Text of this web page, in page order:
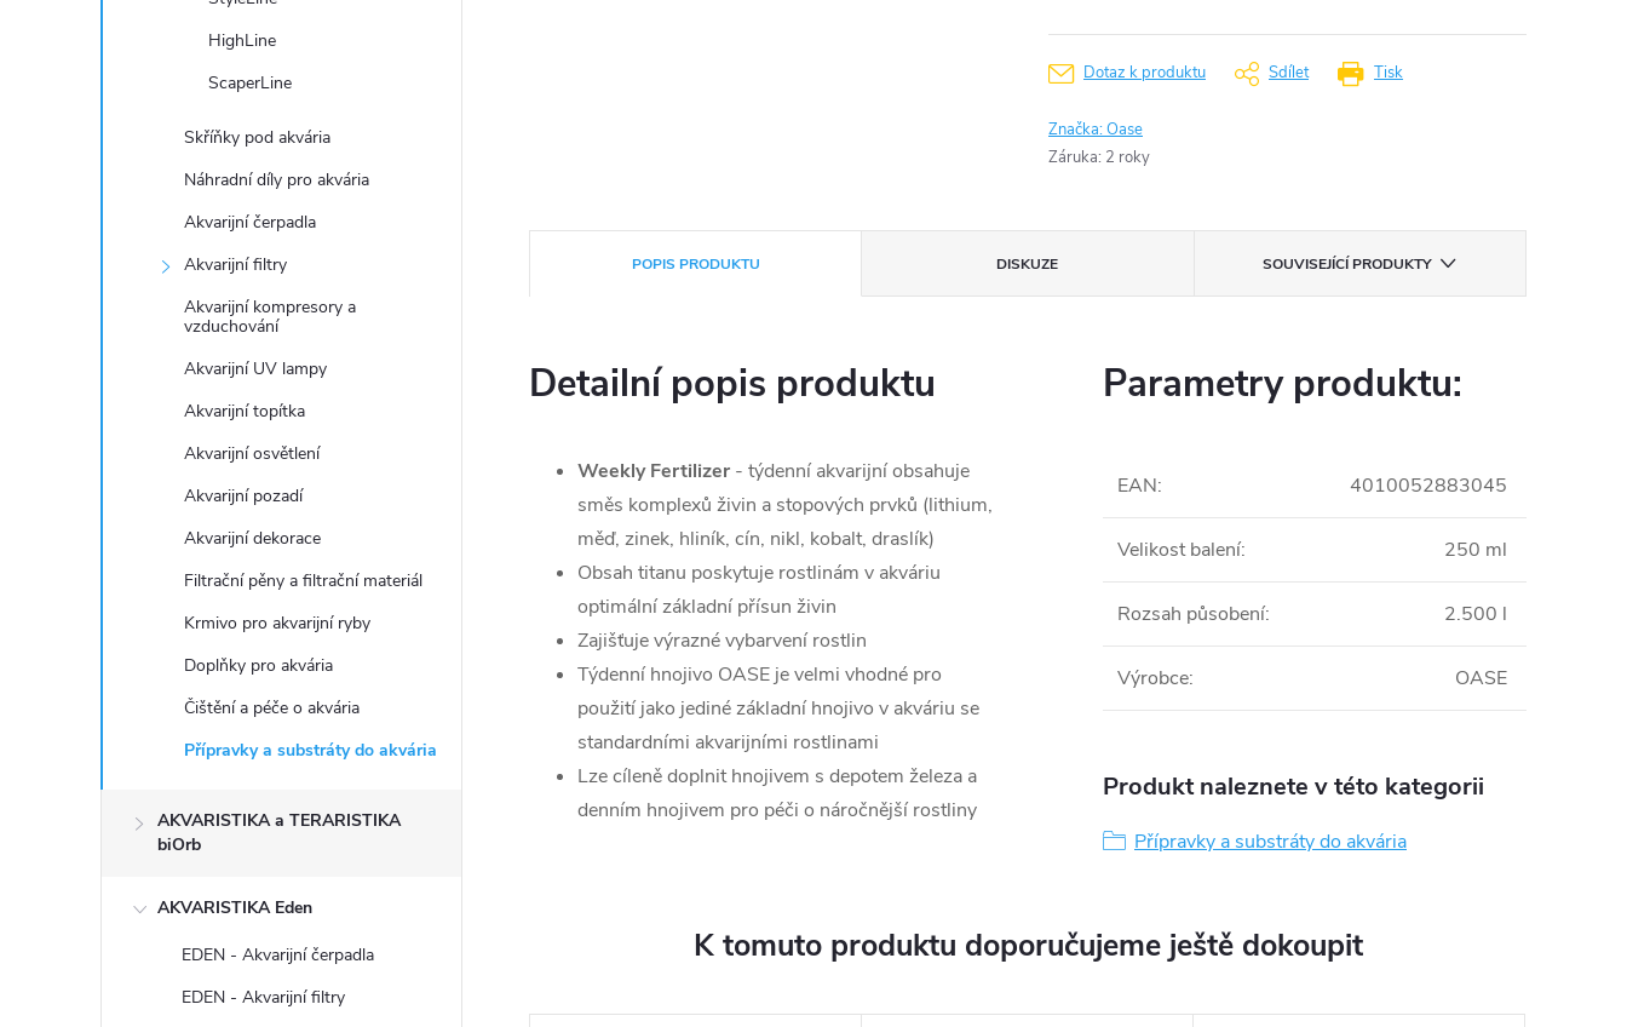
HighLine
ScaperLine
Skříňky pod akvária
Náhradní díly pro akvária
Akvarijní čerpadla
Akvarijní filtry
Akvarijní kompresory a
vzduchování
Akvarijní UV lampy
Akvarijní topítka
Akvarijní osvětlení
Akvarijní pozadí
Akvarijní dekorace
Filtrační pěny a filtrační materiál
Krmivo pro akvarijní ryby
Doplňky pro akvária
Čištění a péče o akvária
Přípravky a substráty do akvária
AKVARISTIKA a TERARISTIKA
biOrb
AKVARISTIKA Eden
EDEN - Akvarijní čerpadla
EDEN - Akvarijní filtry
Tisk
Dotaz k produktu Sdílet
Značka:Oase
Záruka: 2 roky
POPIS PRODUKTU DISKUZE SOUVISEJÍCÍ PRODUKTY
Detailní popis produktu
Weekly Fertilizer - týdenní akvarijní obsahuje
směs komplexů živin a stopových prvků (lithium,
měď, zinek, hliník, cín, nikl, kobalt, draslík)
Obsah titanu poskytuje rostlinám v akváriu
optimální základní přísun živin
Zajišťuje výrazné vybarvení rostlin
Týdenní hnojivo OASE je velmi vhodné pro
použití jako jediné základní hnojivo v akváriu se
standardními akvarijními rostlinami
Lze cíleně doplnit hnojivem s depotem železa a
denním hnojivem pro péči o náročnější rostliny
Parametry produktu:
EAN: 4010052883045
Velikost balení: 250 ml
Rozsah působení: 2.500 l
Výrobce: OASE
Produkt naleznete v této kategorii
Přípravky a substráty do akvária
K tomuto produktu doporučujeme ještě dokoupit